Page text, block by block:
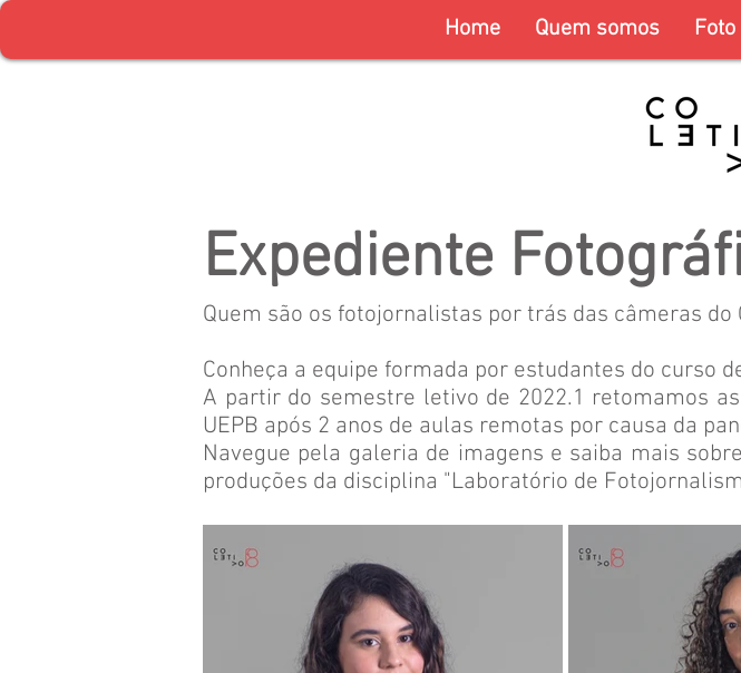
Home Quem somos
Expediente
Quem são os fotojornalistas por trás das câmeras do
​Conheça a equipe formada por estudantes do curso
A partir do semestre letivo de 2022.1 retomamos
UEPB após 2 anos de aulas remotas por causa da
Navegue pela galeria de imagens e saiba mais
produções da disciplina ​"Laboratório de